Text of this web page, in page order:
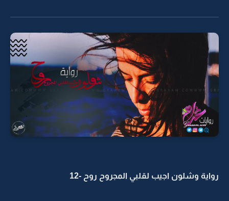
رواية وشلون اجيب لقلبي المجروح روح -12